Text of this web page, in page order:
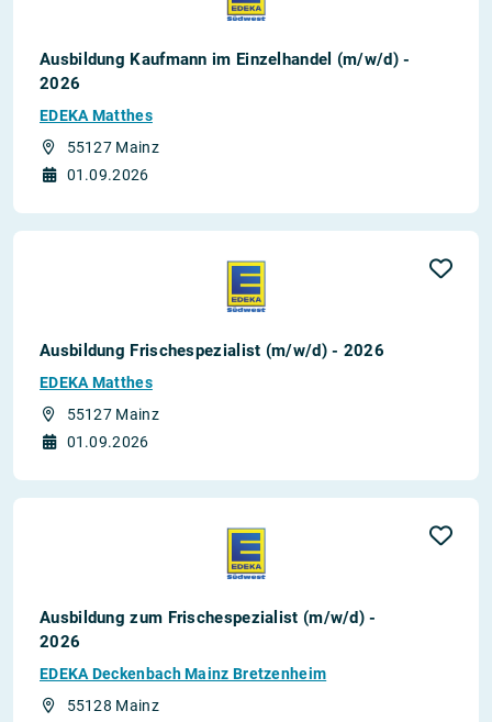
Ausbildung Kaufmann im Einzelhandel (m/w/d) -
2026
EDEKA Matthes
55127 Mainz
01.09.2026
Ausbildung Frischespezialist (m/w/d) - 2026
EDEKA Matthes
55127 Mainz
01.09.2026
Ausbildung zum Frischespezialist (m/w/d) -
2026
EDEKA Deckenbach Mainz Bretzenheim
55128 Mainz